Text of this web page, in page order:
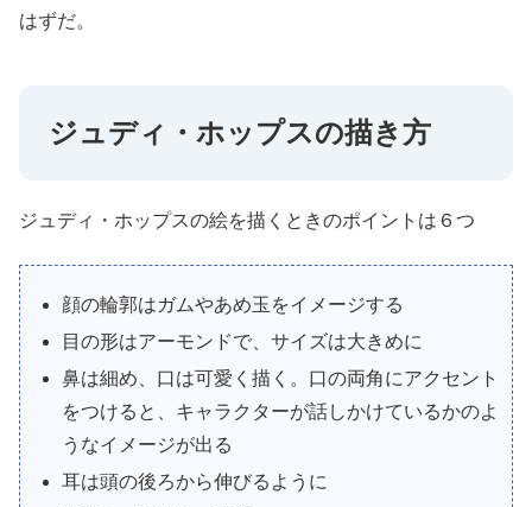
はずだ。
ジュディ・ホップスの描き方
ジュディ・ホップスの絵を描くときのポイントは６つ
顔の輪郭はガムやあめ玉をイメージする
目の形はアーモンドで、サイズは大きめに
鼻は細め、口は可愛く描く。口の両角にアクセント
をつけると、キャラクターが話しかけているかのよ
うなイメージが出る
耳は頭の後ろから伸びるように